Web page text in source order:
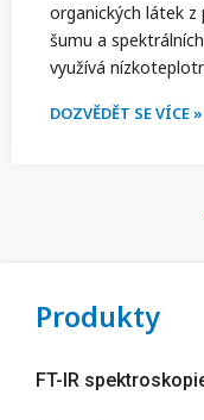
organických látek z
šumu a
využívá
DOZVĚDĚT SE VÍCE »
Produkty
FT-IR